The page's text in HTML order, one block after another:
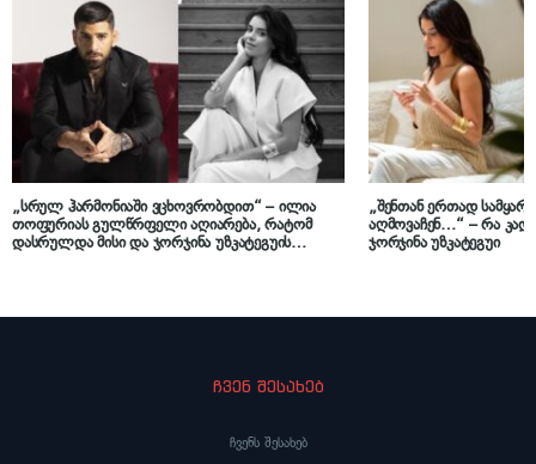
„სრულ ჰარმონიაში ვცხოვრობდით“ – ილია
თოფურიას გულწრფელი აღიარება, რატომ
დასრულდა მისი და ჯორჯინა უზკატეგუის
„შენთან ერთად
აღმოვაჩენ…“ – რა
ჯორჯინა უზკატეგუი
ჩვენ შესახებ
ჩვენს შესახებ